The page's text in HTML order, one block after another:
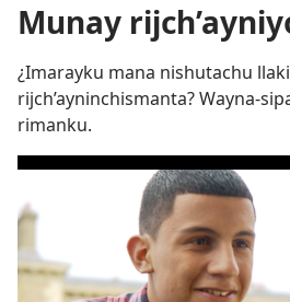
Munay
¿Imarayku mana nishutachu
rijch’ayninchismanta? Wayna-
rimanku.